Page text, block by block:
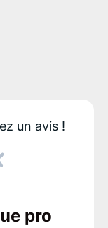
un avis !
pro